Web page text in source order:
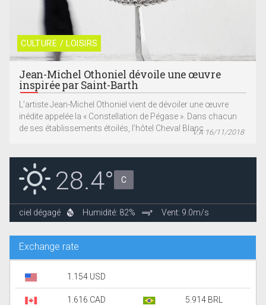
CULTURE / LOISIRS
Jean-Michel Othoniel dévoile une œuvre
inspirée par Saint-Barth
L’artiste Jean-Michel Othoniel vient de dévoiler une œuvre
inédite appelée la « Constellation de Pégase ». Dans chacun
de ses établissements étoilés, l’hôtel Cheval Blanc...V.A 16/11/2018
28.4° C
ciel dégagé Humidité: 82% Vent: 9.0m/s
Exchange rate
1.154 USD
1.616 CAD 5.914 BRL